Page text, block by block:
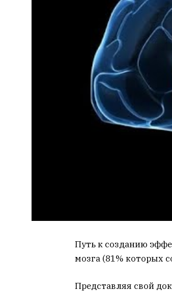
Путь к созданию
мозга (81% которых
Представляя свой